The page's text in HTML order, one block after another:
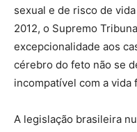
sexual e de risco de
2012, o Supremo
excepcionalidade aos
cérebro do feto não se
incompatível com a vida
A legislação brasileira